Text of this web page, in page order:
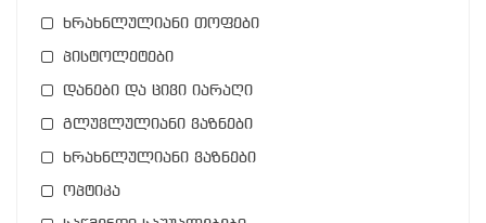
ხრახნლულიანი თოფები
პისტოლეტები
დანები და ცივი იარაღი
გლუვლულიანი ვაზნები
ხრახნლულიანი ვაზნები
ოპტიკა